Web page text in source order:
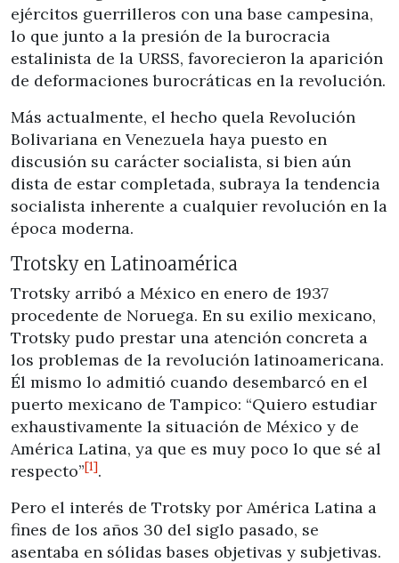
ejércitos guerrilleros con una base campesina,
lo que junto a la presión de la burocracia
estalinista de la URSS, favorecieron la aparición
de deformaciones burocráticas en la revolución.
Más actualmente, el hecho quela Revolución
Bolivariana en Venezuela haya puesto en
discusión su carácter socialista, si bien aún
dista de estar completada, subraya la tendencia
socialista inherente a cualquier revolución en la
época moderna.
Trotsky en Latinoamérica
Trotsky arribó a México en enero de 1937
procedente de Noruega. En su exilio mexicano,
Trotsky pudo prestar una atención concreta a
los problemas de la revolución latinoamericana.
Él mismo lo admitió cuando desembarcó en el
puerto mexicano de Tampico: “Quiero estudiar
exhaustivamente la situación de México y de
América Latina, ya que es muy poco lo que sé al
respecto”[1].
Pero el interés de Trotsky por América Latina a
fines de los años 30 del siglo pasado, se
asentaba en sólidas bases objetivas y subjetivas.